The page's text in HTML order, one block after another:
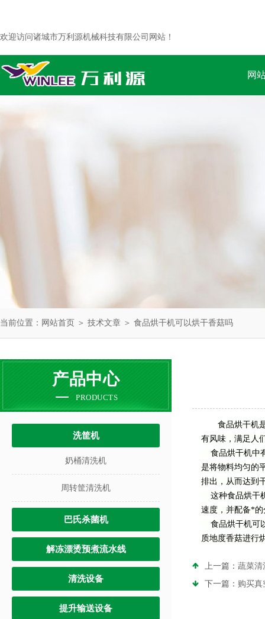
欢迎访问诸城市万利源机械科技有限公司网站！
网
当前位置： 网站首页 ＞ 技术文章 ＞ 食品烘干机可以烘干香菇吗
产品中心
PRODUCTS
洗筐机
奶桶清洗机
周转筐清洗机
巴氏杀菌机
解冻漂烫预煮流水线
清洗设备
提升输送设备
食品烘干机
有风味，满足人
食品烘干机中
是将物料均匀的
排出，从而达到
这种食品烘干
速度，并配备*
食品烘干机可
质地度香菇进行
上一篇： 蔬菜清
下一篇： 购买真